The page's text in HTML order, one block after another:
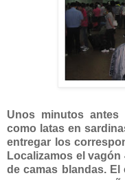
Unos minutos
como latas en
entregar los
Localizamos el
de camas blandas. El